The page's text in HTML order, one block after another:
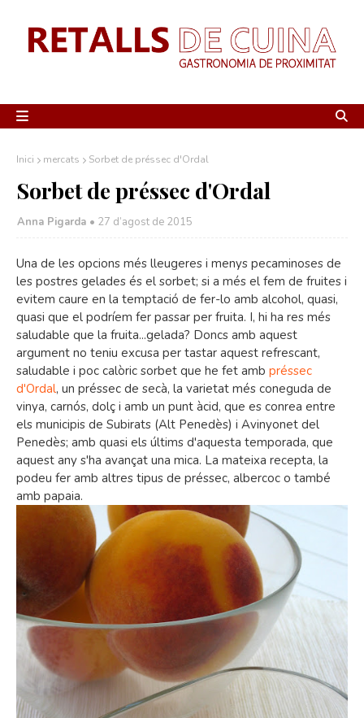
Inici mercats Sorbet de préssec d'Ordal
Sorbet de préssec d'Ordal
Anna Pigarda • 27 d’agost de 2015
Una de les opcions més lleugeres i menys pecaminoses de
les postres gelades és el sorbet; si a més el fem de fruites i
evitem caure en la temptació de fer-lo amb alcohol, quasi,
quasi que el podríem fer passar per fruita. I, hi ha res més
saludable que la fruita...gelada? Doncs amb aquest
argument no teniu excusa per tastar aquest refrescant,
saludable i poc calòric sorbet que he fet amb préssec
d'Ordal, un préssec de secà, la varietat més coneguda de
vinya, carnós, dolç i amb un punt àcid, que es conrea entre
els municipis de Subirats (Alt Penedès) i Avinyonet del
Penedès; amb quasi els últims d'aquesta temporada, que
aquest any s'ha avançat una mica. La mateixa recepta, la
podeu fer amb altres tipus de préssec, albercoc o també
amb papaia.